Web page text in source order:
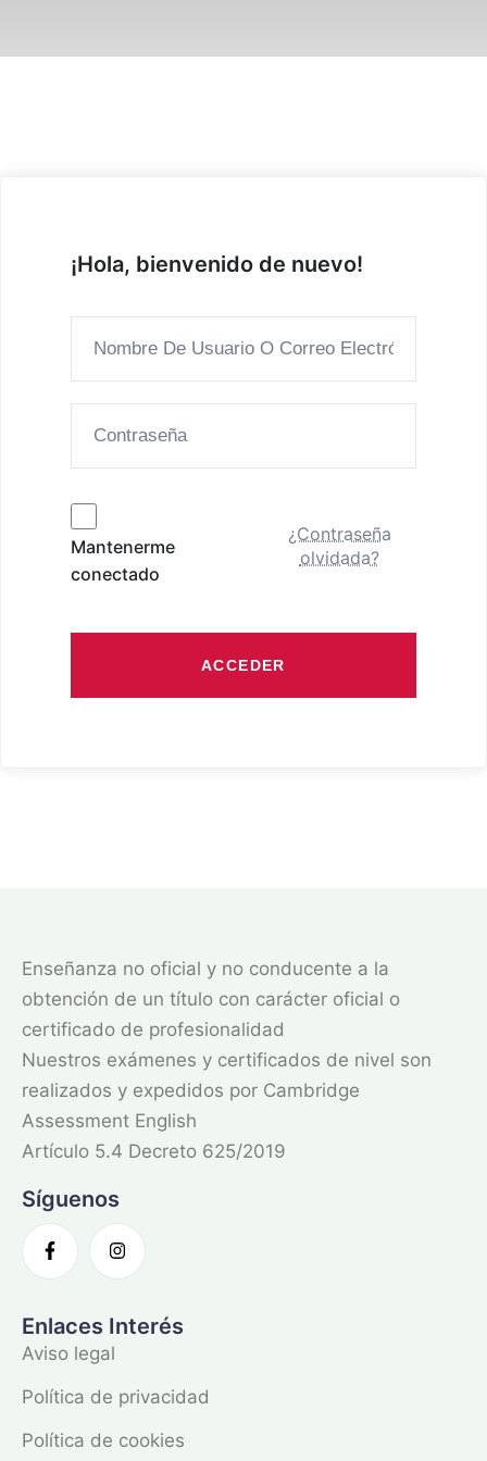
¡Hola, bienvenido de nuevo!
Mantenerme
conectado
¿Contraseña
olvidada?
ACCEDER
Enseñanza no oficial y no conducente a la
obtención de un título con carácter oficial o
certificado de profesionalidad
Nuestros exámenes y certificados de nivel son
realizados y expedidos por Cambridge
Assessment English
Artículo 5.4 Decreto 625/2019
Síguenos
Enlaces Interés
Aviso legal
Política de privacidad
Política de cookies